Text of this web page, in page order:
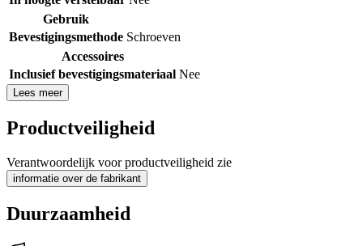
Gebruik
Bevestigingsmethode Schroeven
Accessoires
Inclusief bevestigingsmateriaal Nee
Lees meer
Productveiligheid
Verantwoordelijk voor productveiligheid zie
informatie over de fabrikant
Duurzaamheid